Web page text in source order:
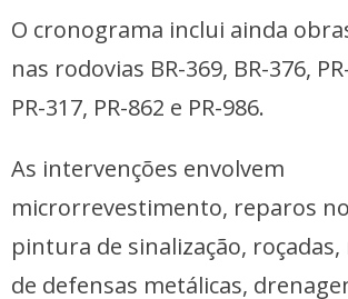
O cronograma inclui ainda
nas rodovias BR-369, BR-376,
PR-317, PR-862 e PR-986.
As intervenções envolvem
microrrevestimento, reparos
pintura de sinalização,
de defensas metálicas,